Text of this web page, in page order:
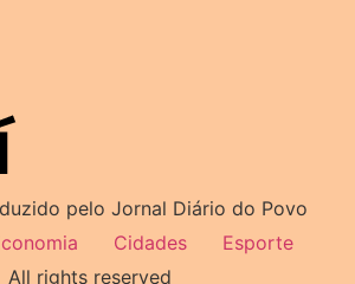
pelo Jornal Diário do Povo
Cidades
Esporte
All rights reserved